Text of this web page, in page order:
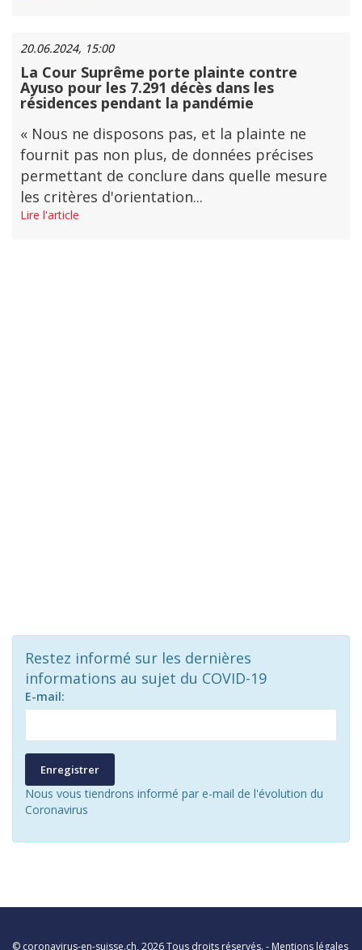
20.06.2024, 15:00
La Cour Suprême porte plainte contre
Ayuso pour les 7.291 décès dans les
résidences pendant la pandémie
« Nous ne disposons pas, et la plainte ne
fournit pas non plus, de données précises
permettant de conclure dans quelle mesure
les critères d'orientation...
Lire l'article
Restez informé sur les dernières
informations au sujet du COVID-19
E-mail:
Enregistrer
Nous vous tiendrons informé par e-mail de l'évolution du
Coronavirus
© coronavirus-en-suisse.ch, 2026 Tous droits réservés. - Mentions légales